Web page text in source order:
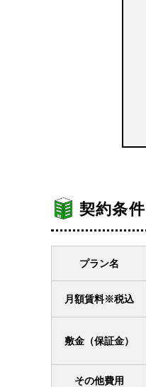
契約条件
プラン名
月額賃料※税込
敷金 （保証金）
その他費用